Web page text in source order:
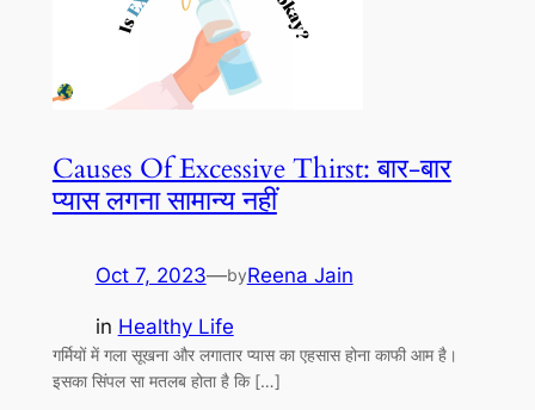
Causes Of Excessive Thirst: बार-बार
प्यास लगना सामान्य नहीं
Oct 7, 2023—byReena Jain
in Healthy Life
गर्मियों में गला सूखना और लगातार प्यास का एहसास होना काफी आम है।
इसका सिंपल सा मतलब होता है कि […]